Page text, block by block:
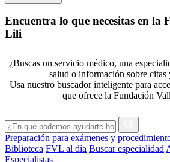
Encuentra lo que necesitas en la
Lili
¿Buscas un servicio médico, una
salud o información sobre citas
Usa nuestro buscador inteligente para
que ofrece la Fundación
Preparación para exámenes y
Biblioteca FVL al día Buscar especialidad
Especialistas